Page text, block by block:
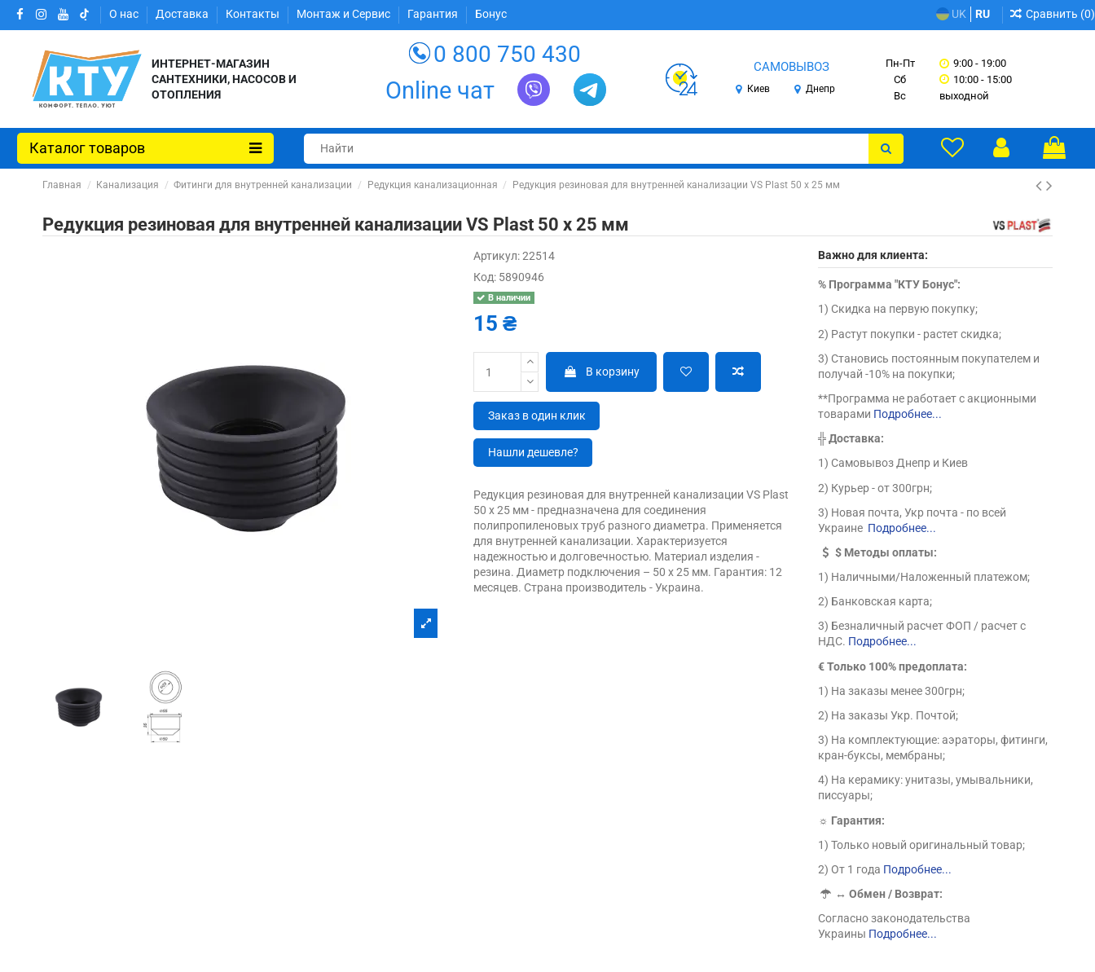
О нас Доставка Контакты Монтаж и Сервис Гарантия Бонус UK RU Сравнить (0)
ИНТЕРНЕТ-МАГАЗИН
САНТЕХНИКИ, НАСОСОВ И
ОТОПЛЕНИЯ
0 800 750 430
Online чат
САМОВЫВОЗ
Киев Днепр
Пн-Пт
Сб
Вс
9:00 - 19:00
10:00 - 15:00
выходной
Каталог товаров
Главная Канализация Фитинги для внутренней канализации Редукция канализационная Редукция резиновая для внутренней канализации VS Plast 50 х 25 мм
Редукция резиновая для внутренней канализации VS Plast 50 х 25 мм
Артикул:22514
Код: 5890946
В наличии
15 ₴
В корзину
Заказ в один клик
Нашли дешевле?
Редукция резиновая для внутренней канализации VS Plast
50 х 25 мм - предназначена для соединения
полипропиленовых труб разного диаметра. Применяется
для внутренней канализации. Характеризуется
надежностью и долговечностью. Материал изделия -
резина. Диаметр подключения – 50 х 25 мм. Гарантия: 12
месяцев. Страна производитель - Украина.
Важно для клиента:
% Программа "КТУ Бонус":
1) Скидка на первую покупку;
2) Растут покупки - растет скидка;
3) Становись постоянным покупателем и
получай -10% на покупки;
**Программа не работает с акционными
товарами Подробнее...
╬Доставка:
1) Самовывоз Днепр и Киев
2) Курьер - от 300грн;
3) Новая почта, Укр почта - по всей
Украине Подробнее...
$ Методы оплаты:
1) Наличными/Наложенный платежом;
2) Банковская карта;
3) Безналичный расчет ФОП / расчет с
НДС. Подробнее...
€ Только 100% предоплата:
1) На заказы менее 300грн;
2) На заказы Укр. Почтой;
3) На комплектующие: аэраторы, фитинги,
кран-буксы, мембраны;
4) На керамику: унитазы, умывальники,
писсуары;
☼ Гарантия:
1) Только новый оригинальный товар;
2) От 1 года Подробнее...
↔Обмен / Возврат:
Согласно законодательства
Украины Подробнее...